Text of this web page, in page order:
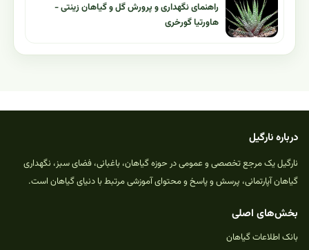
راهنمای نگهداری و پرورش گل و گیاهان زینتی -
هاورتیا گورخری
درباره نارگیل
نارگیل یک مرجع تخصصی و عمومی در حوزه گیاهان، باغبانی، فضای سبز، نگهداری
گیاهان آپارتمانی، پرسش و پاسخ و محتوای آموزشی مرتبط با دنیای گیاهان است.
بخش‌های اصلی
بانک اطلاعات گیاهان